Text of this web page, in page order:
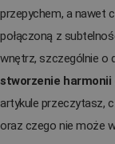
przepychem, a nawet
połączoną z
wnętrz, szczególnie o
stworzenie
artykule przeczytasz,
oraz czego nie może